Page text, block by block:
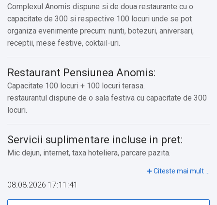
Complexul Anomis dispune si de doua restaurante cu o
capacitate de 300 si respective 100 locuri unde se pot
organiza evenimente precum: nunti, botezuri, aniversari,
receptii, mese festive, coktail-uri.
Restaurant Pensiunea Anomis:
Capacitate 100 locuri + 100 locuri terasa.
restaurantul dispune de o sala festiva cu capacitate de 300
locuri.
Servicii suplimentare incluse in pret:
Mic dejun, internet, taxa hoteliera, parcare pazita.
Alte servicii oferite contra cost:
08.08.2026 17:11:41